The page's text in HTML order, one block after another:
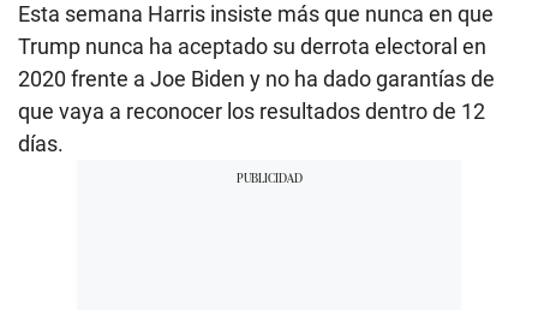
Esta semana Harris insiste más que nunca en que
Trump nunca ha aceptado su derrota electoral en
2020 frente a Joe Biden y no ha dado garantías de
que vaya a reconocer los resultados dentro de 12
días.